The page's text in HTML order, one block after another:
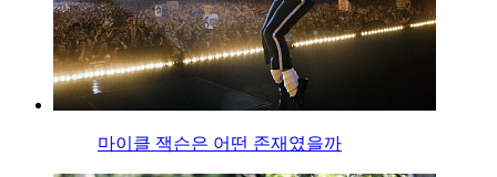
마이클 잭슨은 어떤 존재였을까